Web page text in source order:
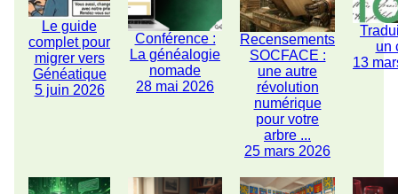
Le guide
complet pour
migrer vers
Généatique
5 juin 2026
Conférence :
La généalogie
nomade
28 mai 2026
Recensements
SOCFACE :
une autre
révolution
numérique
pour votre
arbre ...
25 mars 2026
un
13